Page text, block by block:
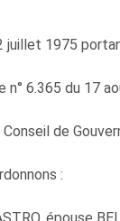
juillet 1975
n° 6.365 du 17
de
: